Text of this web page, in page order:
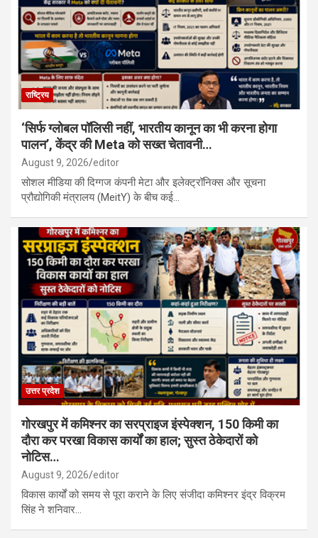
हारिस गिरफ्तार; अब तक 10 आरोपी दबोचे गए…
गोड्डा-गोमतीनगर एक्सप्रेस में कॉकरोचों का आतंक, दहशत के बीच यात्रियों ने
काटी रात…
राष्ट्रिय
‘सिर्फ ग्लोबल पॉलिसी नहीं, भारतीय कानून का भी करना होगा
पालन’, केंद्र की Meta को सख्त चेतावनी…
August 9, 2026 editor
सोशल मीडिया की दिग्गज कंपनी मेटा और इलेक्ट्रॉनिक्स और सूचना
प्रौद्योगिकी मंत्रालय (MeitY) के बीच कई…
उत्तर प्रदेश
गोरखपुर में कमिश्नर का सरप्राइज इंस्पेक्शन, 150 किमी का
दौरा कर परखा विकास कार्यों का हाल; सुस्त ठेकेदारों को
नोटिस…
August 9, 2026 editor
विकास कार्यों को समय से पूरा कराने के लिए संजीदा कमिश्नर इंद्र विक्रम
सिंह ने शनिवार…